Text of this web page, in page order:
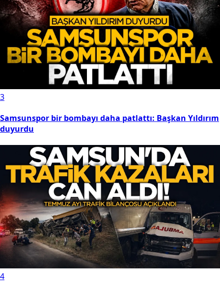
Samsunspor’un hocası Fink'ten Salah açıklaması: Onun
gibi yıldızlar...
3
Samsunspor bir bombayı daha patlattı: Başkan Yıldırım
duyurdu